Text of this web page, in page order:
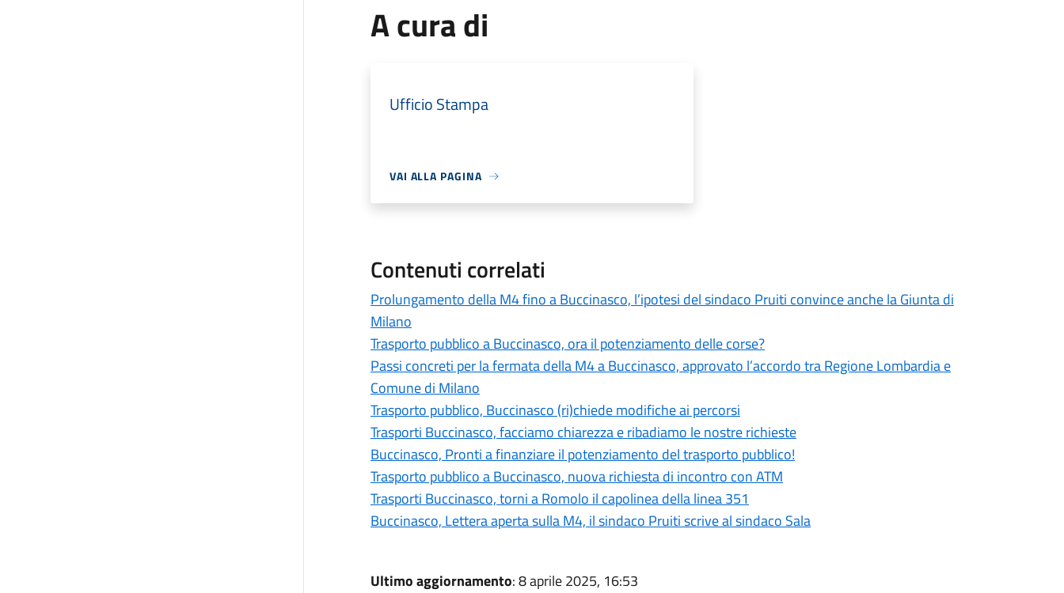
A cura di
Ufficio Stampa
VAI ALLA PAGINA
Contenuti correlati
Prolungamento della M4 fino a Buccinasco, l’ipotesi del sindaco Pruiti convince anche la Giunta di
Milano
Trasporto pubblico a Buccinasco, ora il potenziamento delle corse?
Passi concreti per la fermata della M4 a Buccinasco, approvato l’accordo tra Regione Lombardia e
Comune di Milano
Trasporto pubblico, Buccinasco (ri)chiede modifiche ai percorsi
Trasporti Buccinasco, facciamo chiarezza e ribadiamo le nostre richieste
Buccinasco, Pronti a finanziare il potenziamento del trasporto pubblico!
Trasporto pubblico a Buccinasco, nuova richiesta di incontro con ATM
Trasporti Buccinasco, torni a Romolo il capolinea della linea 351
Buccinasco, Lettera aperta sulla M4, il sindaco Pruiti scrive al sindaco Sala
Ultimo aggiornamento: 8 aprile 2025, 16:53